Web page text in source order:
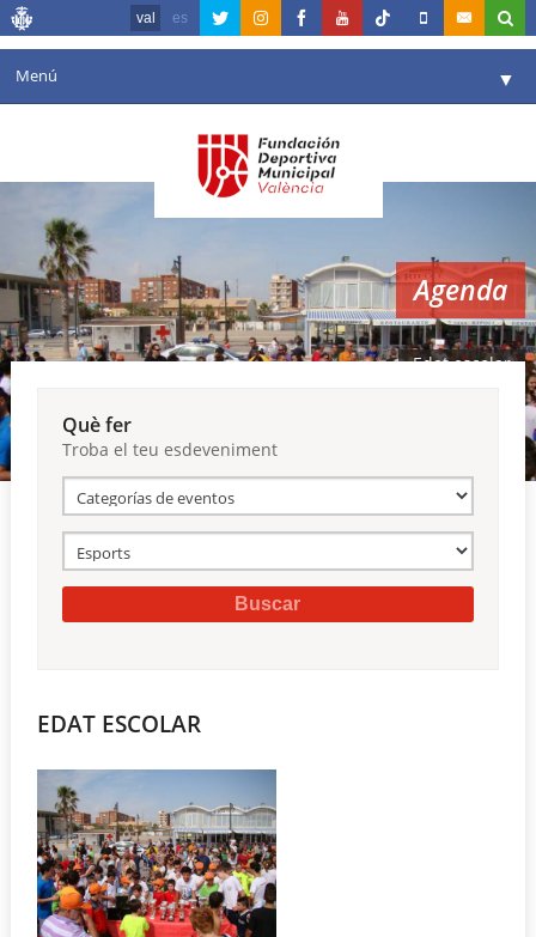
val es
Menú ▼
Agenda
Instal·lacions
Comunicació ▼
València en esport ▼
Reserves
Agenda
Edat escolar
Què fer
Troba el teu esdeveniment
EDAT ESCOLAR